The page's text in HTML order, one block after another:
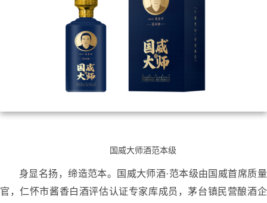
国威大师酒范本级
身显名扬，缔造范本。国威大师酒·范本级由国威首席质量
官，仁怀市酱香白酒评估认证专家库成员，茅台镇民营酿酒企